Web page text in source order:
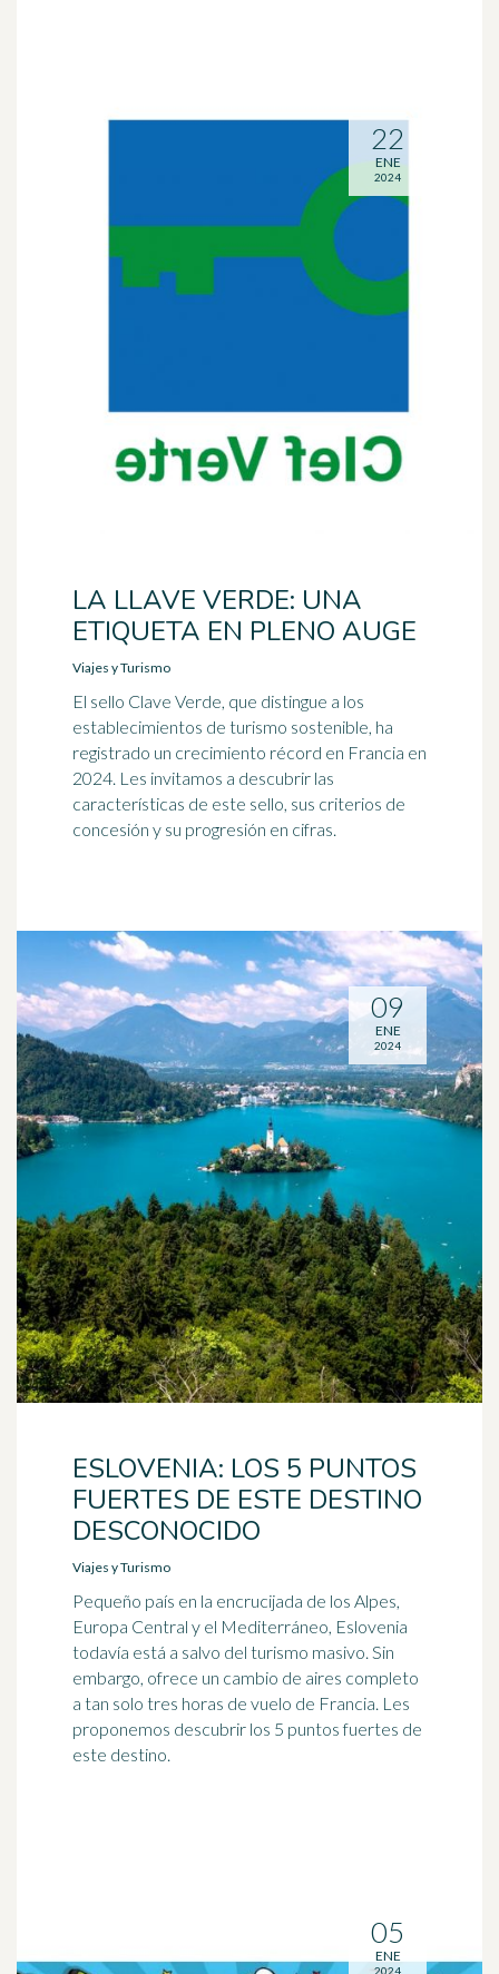
LA LLAVE VERDE: UNA
ETIQUETA EN PLENO AUGE
Viajes y Turismo
El sello Clave Verde, que distingue a los
establecimientos de turismo sostenible, ha
registrado un crecimiento récord en Francia en
2024. Les invitamos a descubrir las
características de este sello, sus criterios de
concesión y su progresión en cifras.
22
ENE
2024
ESLOVENIA: LOS 5 PUNTOS
FUERTES DE ESTE DESTINO
DESCONOCIDO
Viajes y Turismo
Pequeño país en la encrucijada de los Alpes,
Europa Central y el Mediterráneo, Eslovenia
todavía está a salvo del turismo masivo. Sin
embargo, ofrece un cambio de aires completo
a tan solo tres horas de vuelo de Francia. Les
proponemos descubrir los 5 puntos fuertes de
este destino.
09
ENE
2024
05
ENE
2024